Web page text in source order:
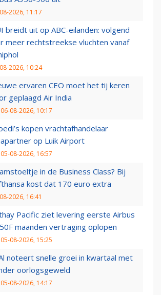
2026, 11:17
breidt uit op ABC-eilanden: volgend
meer rechtstreekse vluchten vanaf
2026, 10:24
ervaren CEO moet het tij keren
geplaagd Air India
06-08-2026, 10:17
kopen vrachtafhandelaar
op Luik Airport
05-08-2026, 16:57
in de Business Class? Bij
kost dat 170 euro extra
2026, 16:41
Pacific ziet levering eerste Airbus
maanden vertraging oplopen
05-08-2026, 15:25
noteert snelle groei in kwartaal met
oorlogsgeweld
05-08-2026, 14:17